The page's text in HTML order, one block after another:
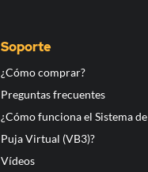
Soporte
¿Cómo comprar?
Preguntas frecuentes
¿Cómo funciona el Sistema de
Puja Virtual (VB3)?
Vídeos